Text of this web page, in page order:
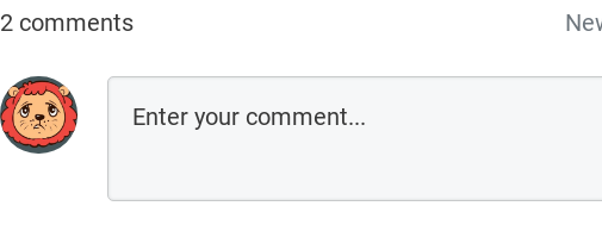
2 comments